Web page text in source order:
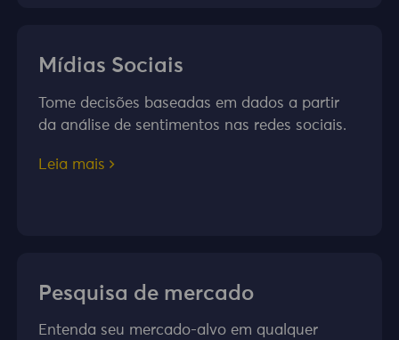
Mídias Sociais
Tome decisões baseadas em dados a partir
da análise de sentimentos nas redes sociais.
Leia mais
Pesquisa de mercado
Entenda seu mercado-alvo em qualquer